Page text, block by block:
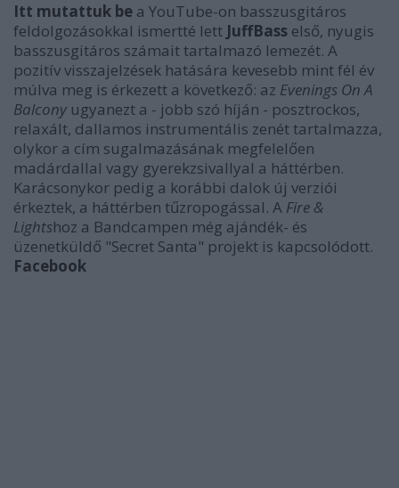
Itt mutattuk be a YouTube-on basszusgitáros
feldolgozásokkal ismertté lett JuffBass első, nyugis
basszusgitáros számait tartalmazó lemezét. A
pozitív visszajelzések hatására kevesebb mint fél év
múlva meg is érkezett a következő: az Evenings On A
Balcony ugyanezt a - jobb szó híján - posztrockos,
relaxált, dallamos instrumentális zenét tartalmazza,
olykor a cím sugalmazásának megfelelően
madárdallal vagy gyerekzsivallyal a háttérben.
Karácsonykor pedig a korábbi dalok új verziói
érkeztek, a háttérben tűzropogással. A Fire &
Lightshoz a Bandcampen még ajándék- és
üzenetküldő "Secret Santa" projekt is kapcsolódott.
Facebook